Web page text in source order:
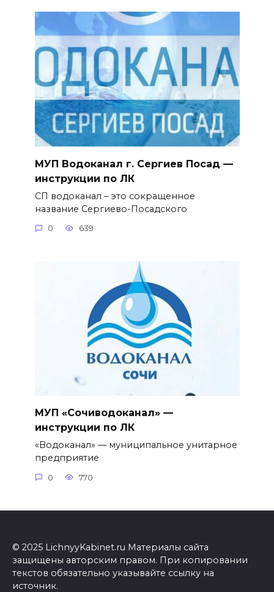
МУП Водоканал г. Сергиев Посад —
инструкции по ЛК
СП водоканал – это сокращенное
название Сергиево-Посадского
0 639
МУП «Сочиводоканал» —
инструкции по ЛК
«Водоканал» — муниципальное унитарное
предприятие
0 770
© 2025 LichnyyKabinet.ru Материалы сайта
защищены авторским правом. При копировании
текстов обязательно указывайте ссылку на
источник.